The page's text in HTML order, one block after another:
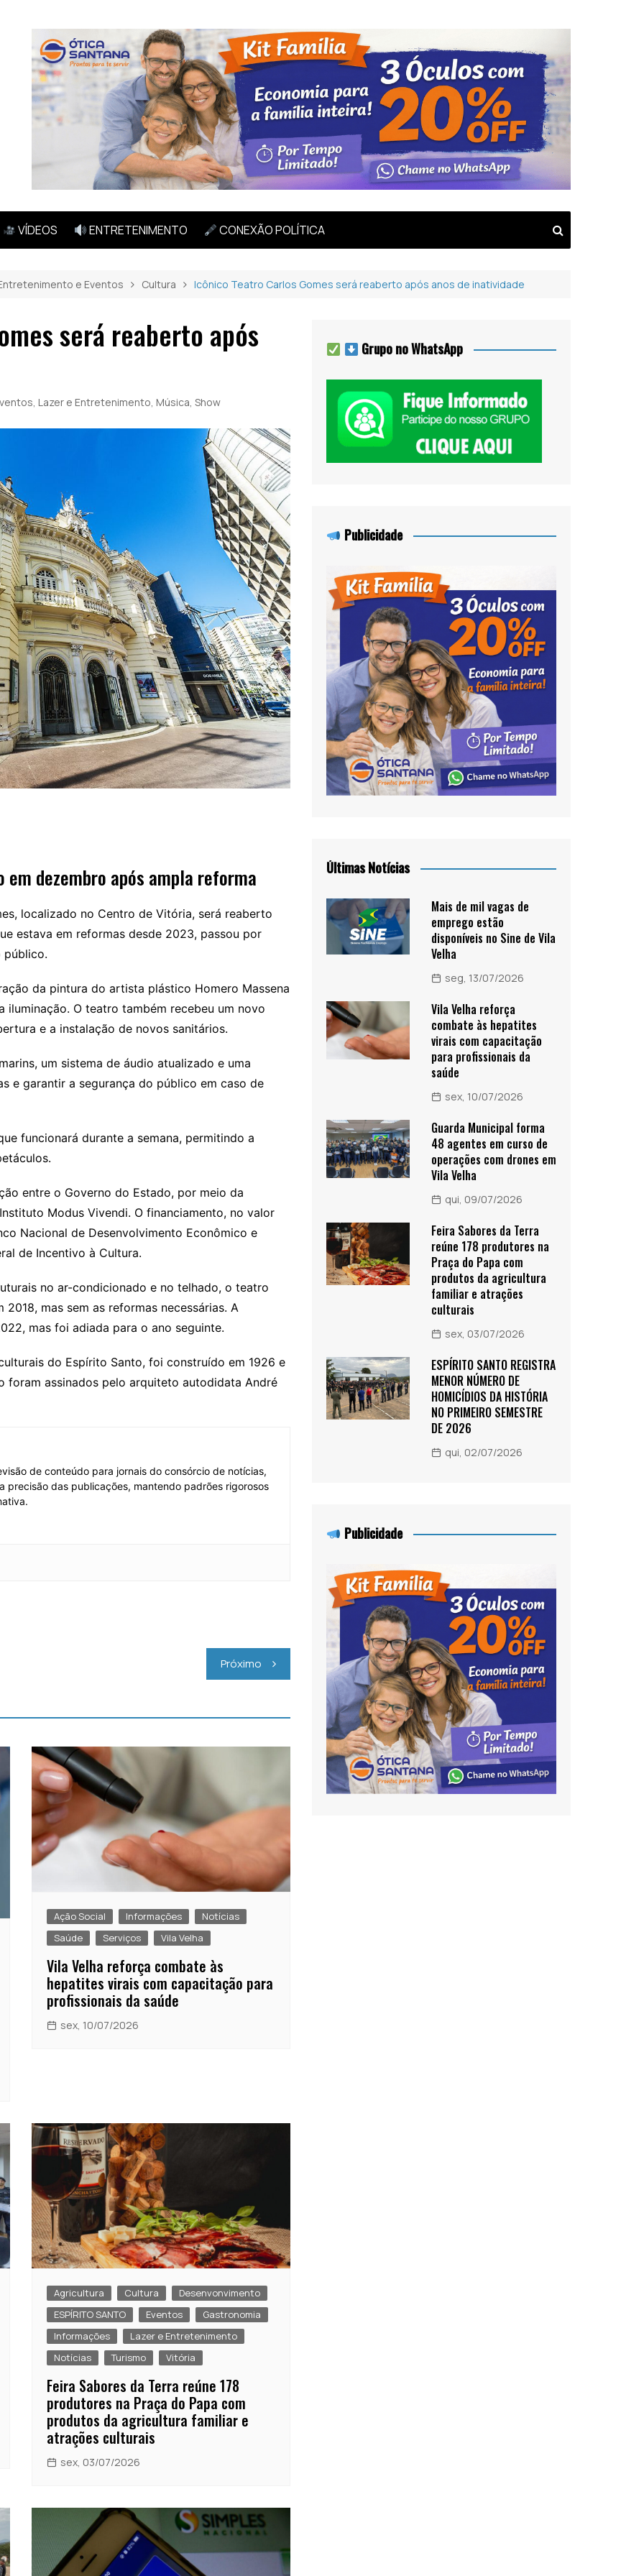
VÍDEOS ENTRETENIMENTO CONEXÃO POLÍTICA
e Eventos Cultura Icônico Teatro Carlos Gomes será reaberto após anos de inatividade
será reaberto após
, Lazer e Entretenimento, Música, Show
dezembro após ampla reforma
localizado no Centro de Vitória, será reaberto
estava em reformas desde 2023, passou por
público.
da pintura do artista plástico Homero Massena
iluminação. O teatro também recebeu um novo
e a instalação de novos sanitários.
um sistema de áudio atualizado e uma
e garantir a segurança do público em caso de
funcionará durante a semana, permitindo a
entre o Governo do Estado, por meio da
Modus Vivendi. O financiamento, no valor
Nacional de Desenvolvimento Econômico e
de Incentivo à Cultura.
no ar-condicionado e no telhado, o teatro
mas sem as reformas necessárias. A
mas foi adiada para o ano seguinte.
do Espírito Santo, foi construído em 1926 e
foram assinados pelo arquiteto autodidata André
de conteúdo para jornais do consórcio de notícias,
precisão das publicações, mantendo padrões rigorosos
Próximo
Ação Social Informações
Notícias
Saúde
Serviços Vila Velha
Vila Velha reforça combate às
hepatites virais com capacitação para
profissionais da saúde
sex, 10/07/2026
Agricultura Cultura
Desenvonvimento
ESPÍRITO SANTO
Eventos
Gastronomia
Informações
Lazer e Entretenimento
Notícias
Turismo Vitória
Feira Sabores da Terra reúne 178
produtores na Praça do Papa com
produtos da agricultura familiar e
atrações culturais
sex, 03/07/2026
Grupo no WhatsApp
Publicidade
Últimas Notícias
Mais de mil vagas de
emprego estão
disponíveis no Sine de Vila
Velha
seg, 13/07/2026
Vila Velha reforça
combate às hepatites
virais com capacitação
para profissionais da
saúde
sex, 10/07/2026
Guarda Municipal forma
48 agentes em curso de
operações com drones em
Vila Velha
qui, 09/07/2026
Feira Sabores da Terra
reúne 178 produtores na
Praça do Papa com
produtos da agricultura
familiar e atrações
culturais
sex, 03/07/2026
ESPÍRITO SANTO REGISTRA
MENOR NÚMERO DE
HOMICÍDIOS DA HISTÓRIA
NO PRIMEIRO SEMESTRE
DE 2026
qui, 02/07/2026
Publicidade